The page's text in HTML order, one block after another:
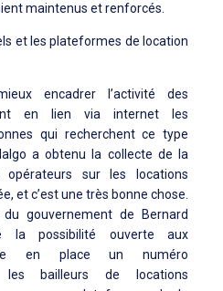
maintenus et renforcés.
et les plateformes de location
encadrer l’activité des
en lien via internet les
qui recherchent ce type
a obtenu la collecte de la
sur les locations
et c’est une très bonne chose.
gouvernement de Bernard
la possibilité ouverte aux
en place un numéro
les bailleurs de locations